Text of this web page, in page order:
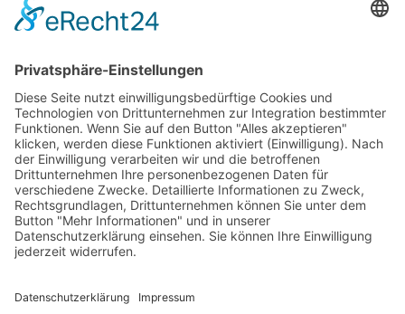
Gemeinde Schaan
9494 Schaan
Tel +423 / 237 72 00
Email schreiben
Impressum
Datenschutzerklärung
Nutzungsbedingungen Chatbot
Barrierefreiheit
Öffnungszeiten Rathaus